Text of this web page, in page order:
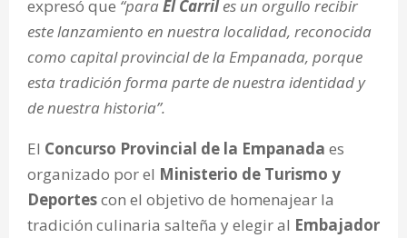
expresó que “paraEl Carriles un orgullo recibir
este lanzamiento en nuestra localidad, reconocida
como capital provincial de la Empanada, porque
esta tradición forma parte de nuestra identidad y
de nuestra historia”.
El Concurso Provincial de la Empanada es
organizado por el Ministerio de Turismo y
Deportescon el objetivo de homenajear la
tradición culinaria salteña y elegir al Embajador